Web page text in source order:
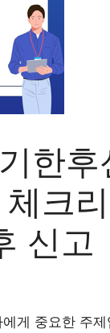
한
크
신고
게 중요한 주제